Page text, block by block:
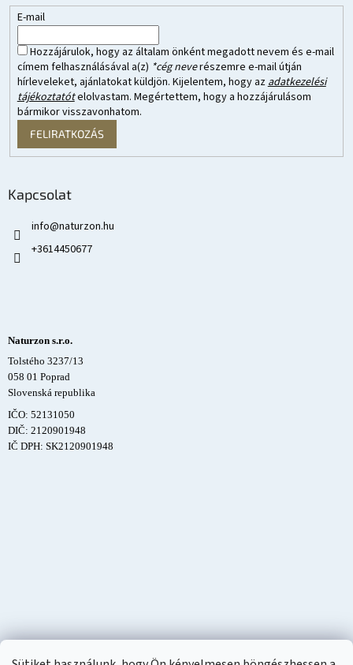
E-mail
Hozzájárulok, hogy az általam önként megadott nevem és e-mail
címem felhasználásával a(z) *cég neverészemre e-mail útján
hírleveleket, ajánlatokat küldjön. Kijelentem, hogy az adatkezelési
tájékoztatótelolvastam. Megértettem, hogy a hozzájárulásom
bármikor visszavonhatom.
FELIRATKOZÁS
Kapcsolat
info@naturzon.hu
+3614450677
Naturzon s.r.o.
Tolstého 3237/13
058 01 Poprad
Slovenská republika
IČO: 52131050
DIČ: 2120901948
IČ DPH: SK2120901948